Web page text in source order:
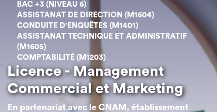
BAC +3 (NIVEAU 6)
ASSISTANAT DE DIRECTION (M1604)
CONDUITE D'ENQUÊTES (M1401)
ASSISTANAT TECHNIQUE ET ADMINISTRATIF
(M1605)
COMPTABILITÉ (M1203)
Licence - Management
Commercial et Marketing
En partenariat avec le CNAM, établissement